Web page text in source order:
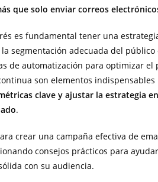
que solo enviar correos
es fundamental tener una
segmentación adecuada del
de automatización para optimizar el
son elementos
clave y ajustar la estrategia
.
crear una campaña efectiva de
consejos prácticos para
con su audiencia.